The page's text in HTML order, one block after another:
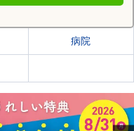
病院